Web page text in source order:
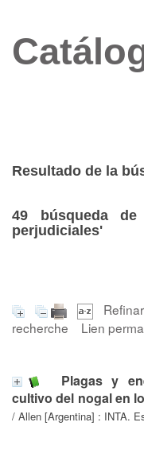
Resultado de la
49 búsqueda
perjudiciales'
recherche
Lien
Plagas y
cultivo del nogal en
/ Allen [Argentina] : INTA.